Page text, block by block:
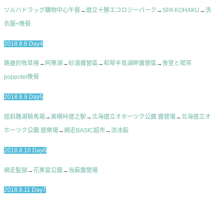
ツルハドラッグ購物中心午餐→道立十勝エコロジーパーク →SPA KOHAKU →洗
衣服+晚餐
2018.8.8 Day4
路邊的牧草捲→ 阿寒湖 →砂湯露營區→和琴半島湖畔露營區→食堂と喫茶
poppotei晚餐
2018.8.9 Day5
屈斜路湖騎馬場→美幌峠道之駅 →北海道立オホーツク公園 露營場→北海道立オ
ホーツク公園 遊樂場→網走BASIC超市→流冰館
2018.8.10 Day6
網走監獄→花栗鼠公園 → 当麻露營場
2018.8.11 Day7